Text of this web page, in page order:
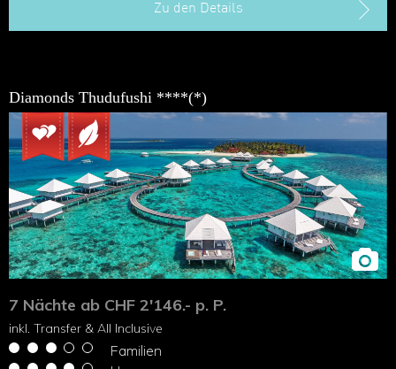
Zu den Details
Diamonds Thudufushi ****(*)
7 Nächte ab CHF 2'146.- p. P.
inkl. Transfer & All Inclusive
Familien